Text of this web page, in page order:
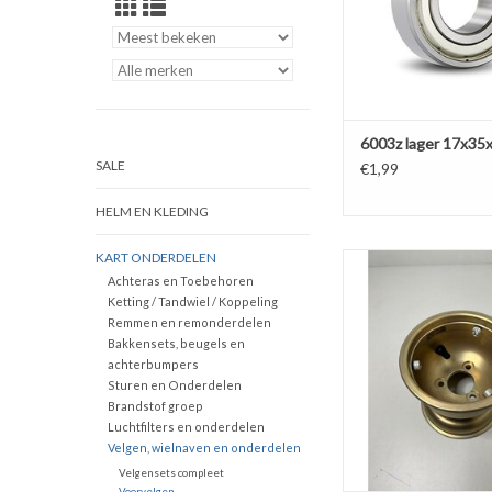
SALE
HELM EN KLEDING
KART ONDERDELEN
Achteras en Toebehoren
Ketting / Tandwiel / Koppeling
Remmen en remonderdelen
Bakkensets, beugels en
achterbumpers
Sturen en Onderdelen
Brandstof groep
Luchtfilters en onderdelen
Velgen, wielnaven en onderdelen
Velgensets compleet
6003z lager
€1,99
TOEVOEGEN AAN